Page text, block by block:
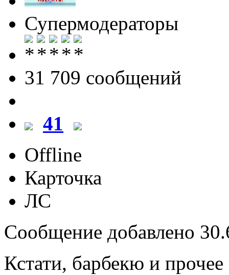
Супермодераторы
31 709 cообщений
41
Offline
Карточка
ЛС
Сообщение добавлено
Кстати, барбекю и